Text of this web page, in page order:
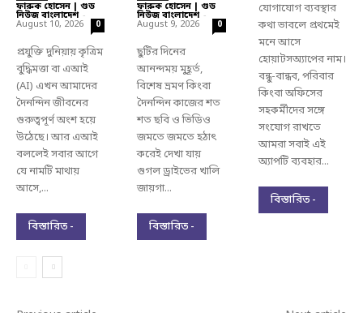
ফারুক হোসেন | গুড
নিউজ বাংলাদেশ -
August 10, 2026 0
প্রযুক্তি দুনিয়ায় কৃত্রিম
বুদ্ধিমত্তা বা এআই
(AI) এখন আমাদের
দৈনন্দিন জীবনের
গুরুত্বপূর্ণ অংশ হয়ে
উঠেছে। আর এআই
বললেই সবার আগে
যে নামটি মাথায়
আসে,...
বিস্তারিত -
ফারুক হোসেন | গুড
নিউজ বাংলাদেশ -
August 9, 2026 0
ছুটির দিনের
আনন্দময় মুহূর্ত,
বিশেষ ভ্রমণ কিংবা
দৈনন্দিন কাজের শত
শত ছবি ও ভিডিও
জমতে জমতে হঠাৎ
করেই দেখা যায়
গুগল ড্রাইভের খালি
জায়গা...
বিস্তারিত -
যোগাযোগ ব্যবস্থার
কথা ভাবলে প্রথমেই
মনে আসে
হোয়াটসঅ্যাপের নাম।
বন্ধু-বান্ধব, পরিবার
কিংবা অফিসের
সহকর্মীদের সঙ্গে
সংযোগ রাখতে
আমরা সবাই এই
অ্যাপটি ব্যবহার...
বিস্তারিত -